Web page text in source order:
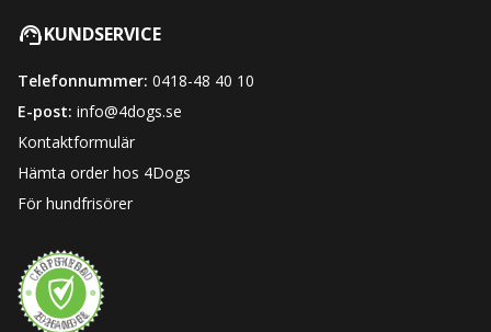
KUNDSERVICE
Telefonnummer: 0418-48 40 10
E-post: info@4dogs.se
Kontaktformulär
Hämta order hos 4Dogs
För hundfrisörer